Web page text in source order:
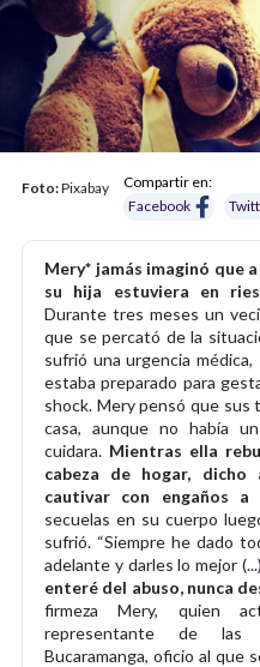
Foto:Pixabay
Compartir en:
Facebook
Mery* jamás imaginó que
su hija estuviera en
Durante tres meses un
que se percató de la
sufrió una urgencia
estaba preparado para
shock. Mery pensó que sus
casa, aunque no había
cuidara. Mientras ella
cabeza de hogar, dicho
cautivar con engaños a
secuelas en su cuerpo
sufrió. “Siempre he dado
adelante y darles lo mejor (...)
enteré del abuso, nunca
firmeza Mery, quien
representante de las
Bucaramanga, oficio al que